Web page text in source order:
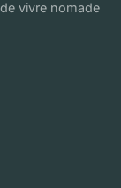
vivre nomade